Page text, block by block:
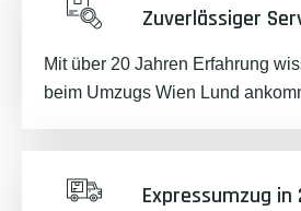
Zuverlässiger
Mit über 20 Jahren Erfahrung
beim Umzugs Wien Lund
Expressumzug in